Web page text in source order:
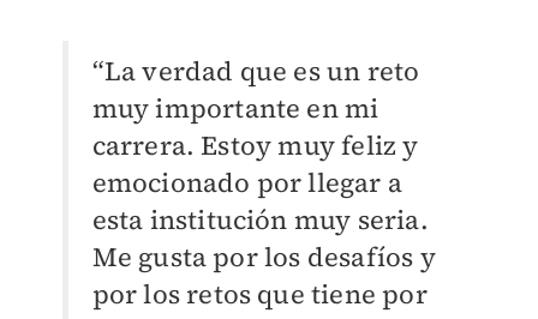
“La verdad que es un reto
muy importante en mi
carrera. Estoy muy feliz y
emocionado por llegar a
esta institución muy seria.
Me gusta por los desafíos y
por los retos que tiene por